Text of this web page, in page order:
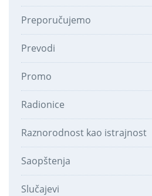
Preporučujemo
Prevodi
Promo
Radionice
Raznorodnost kao istrajnost
Saopštenja
Slučajevi